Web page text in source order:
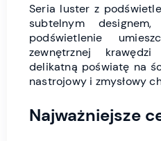
Seria luster z
subtelnym
podświetlenie
zewnętrznej
delikatną poświatę na
nastrojowy i zmysłowy
Najważniejsze